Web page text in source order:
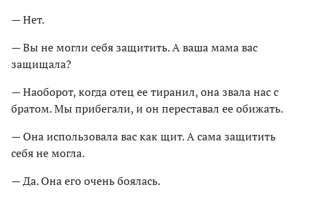
— Нет.
— Вы не могли себя защитить. А ваша мама вас
защищала?
— Наоборот, когда отец ее тиранил, она звала нас с
братом. Мы прибегали, и он переставал ее обижать.
— Она использовала вас как щит. А сама защитить
себя не могла.
— Да. Она его очень боялась.